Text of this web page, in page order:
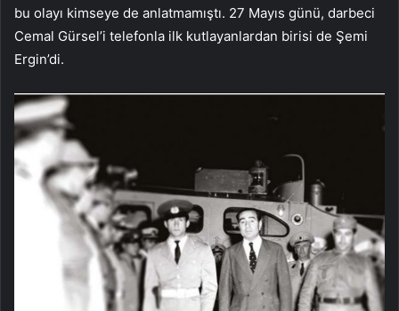
bu olayı kimseye de anlatmamıştı. 27 Mayıs günü, darbeci
Cemal Gürsel’i telefonla ilk kutlayanlardan birisi de Şemi
Ergin’di.